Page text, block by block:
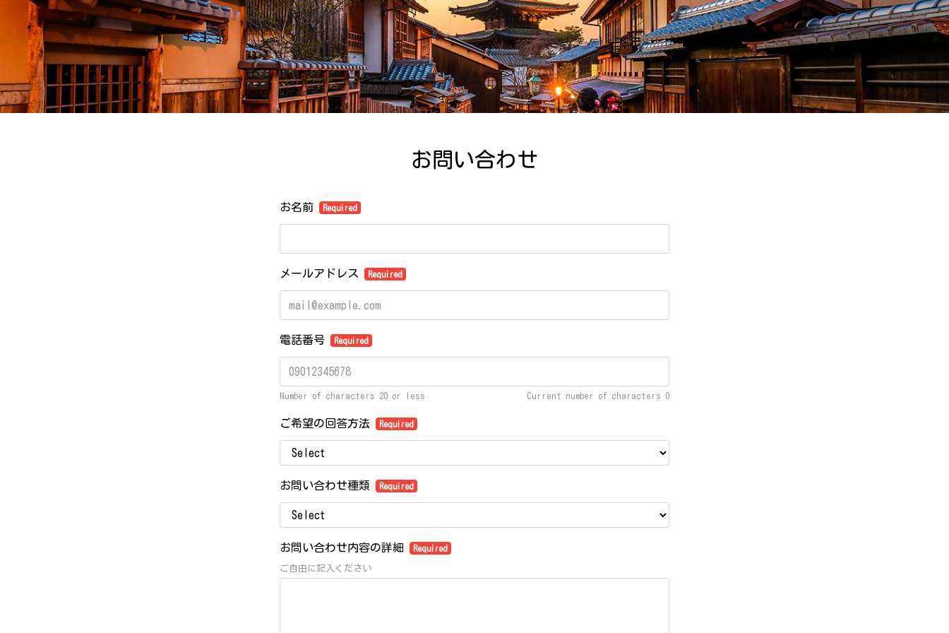
お問い合わせ
お名前 Required
メールアドレス Required
電話番号 Required
Number of characters 20 or less Current number of characters 0
ご希望の回答方法 Required
お問い合わせ種類 Required
お問い合わせ内容の詳細 Required
ご自由に記入ください